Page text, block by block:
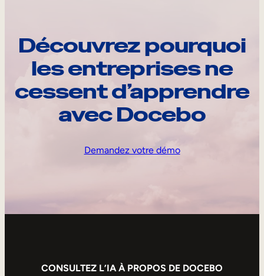
Découvrez pourquoi
les entreprises ne
cessent d’apprendre
avec Docebo
Demandez votre démo
CONSULTEZ L’IA À PROPOS DE DOCEBO